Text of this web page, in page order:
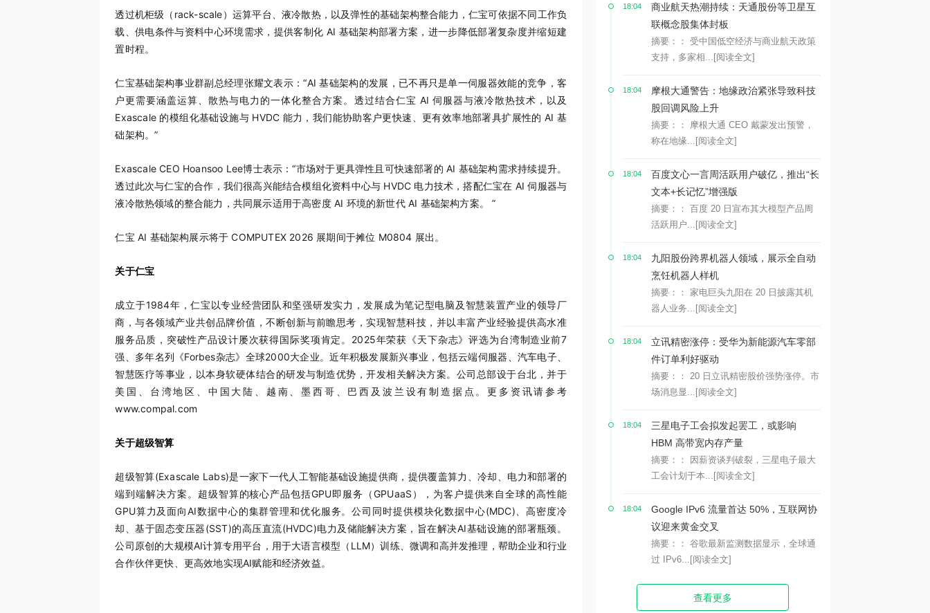
透过机柜级（rack-scale）运算平台、液冷散热，以及弹性的基础架构整合能力，仁宝可依据不同工作负
载、供电条件与资料中心环境需求，提供客制化 AI 基础架构部署方案，进一步降低部署复杂度并缩短建
置时程。
仁宝基础架构事业群副总经理张耀文表示：“AI 基础架构的发展，已不再只是单一伺服器效能的竞争，客
户更需要涵盖运算、散热与电力的一体化整合方案。透过结合仁宝 AI 伺服器与液冷散热技术，以及
Exascale 的模组化基础设施与 HVDC 能力，我们能协助客户更快速、更有效率地部署具扩展性的 AI 基
础架构。”
Exascale CEO Hoansoo Lee博士表示：“市场对于更具弹性且可快速部署的 AI 基础架构需求持续提升。
透过此次与仁宝的合作，我们很高兴能结合模组化资料中心与 HVDC 电力技术，搭配仁宝在 AI 伺服器与
液冷散热领域的整合能力，共同展示适用于高密度 AI 环境的新世代 AI 基础架构方案。 ”
仁宝 AI 基础架构展示将于 COMPUTEX 2026 展期间于摊位 M0804 展出。
关于仁宝
成立于1984年，仁宝以专业经营团队和坚强研发实力，发展成为笔记型电脑及智慧装置产业的领导厂
商，与各领域产业共创品牌价值，不断创新与前瞻思考，实现智慧科技，并以丰富产业经验提供高水准
服务品质，突破性产品设计屡次获得国际奖项肯定。2025年荣获《天下杂志》评选为台湾制造业前7
强、多年名列《Forbes杂志》全球2000大企业。近年积极发展新兴事业，包括云端伺服器、汽车电子、
智慧医疗等事业，以本身软硬体结合的研发与制造优势，开发相关解决方案。公司总部设于台北，并于
美国、台湾地区、中国大陆、越南、墨西哥、巴西及波兰设有制造据点。更多资讯请参考
www.compal.com
关于超级智算
超级智算(Exascale Labs)是一家下一代人工智能基础设施提供商，提供覆盖算力、冷却、电力和部署的
端到端解决方案。超级智算的核心产品包括GPU即服务（GPUaaS），为客户提供来自全球的高性能
GPU算力及面向AI数据中心的集群管理和优化服务。公司同时提供模块化数据中心(MDC)、高密度冷
却、基于固态变压器(SST)的高压直流(HVDC)电力及储能解决方案，旨在解决AI基础设施的部署瓶颈。
公司原创的大规模AI计算专用平台，用于大语言模型（LLM）训练、微调和高并发推理，帮助企业和行业
合作伙伴更快、更高效地实现AI赋能和经济效益。
18:04
商业航天热潮持续：天通股份等卫星互
联概念股集体封板
摘要：： 受中国低空经济与商业航天政策
支持，多家相... [阅读全文]
18:04
摩根大通警告：地缘政治紧张导致科技
股回调风险上升
摘要：： 摩根大通 CEO 戴蒙发出预警，
称在地缘... [阅读全文]
18:04
百度文心一言周活跃用户破亿，推出“长
文本+长记忆”增强版
摘要：： 百度 20 日宣布其大模型产品周
活跃用户... [阅读全文]
18:04
九阳股份跨界机器人领域，展示全自动
烹饪机器人样机
摘要：： 家电巨头九阳在 20 日披露其机
器人业务... [阅读全文]
18:04
立讯精密涨停：受华为新能源汽车零部
件订单利好驱动
摘要：： 20 日立讯精密股价强势涨停。市
场消息显... [阅读全文]
18:04
三星电子工会拟发起罢工，或影响
HBM 高带宽内存产量
摘要：： 因薪资谈判破裂，三星电子最大
工会计划于本... [阅读全文]
18:04
Google IPv6 流量首达 50%，互联网协
议迎来黄金交叉
摘要：： 谷歌最新监测数据显示，全球通
过 IPv6... [阅读全文]
查看更多